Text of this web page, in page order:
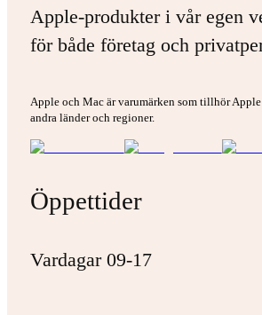
Apple-produkter i vår egen
för både företag och
Apple och Mac är varumärken som tillhör
andra länder och regioner.
Öppettider
Vardagar 09-17